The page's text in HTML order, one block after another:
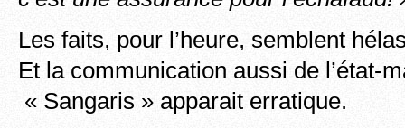
Les faits, pour l’heure, semblent
Et la communication aussi de l’état-
« Sangaris » apparait erratique.